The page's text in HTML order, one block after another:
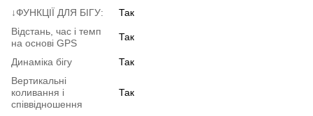
↓ФУНКЦІЇ ДЛЯ БІГУ:
Так
Відстань, час і темп
на основі GPS
Так
Динаміка бігу
Так
Вертикальні
коливання і
співвідношення
Так